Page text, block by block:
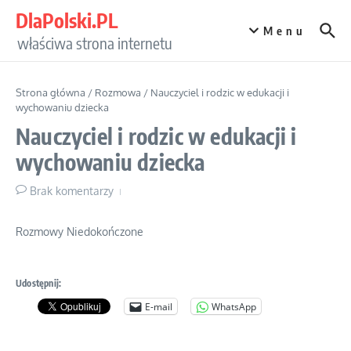
DlaPolski.PL
właściwa strona internetu
Menu
Strona główna / Rozmowa / Nauczyciel i rodzic w edukacji i
wychowaniu dziecka
Nauczyciel i rodzic w edukacji i
wychowaniu dziecka
Brak komentarzy
Rozmowy Niedokończone
Udostępnij:
E-mail WhatsApp